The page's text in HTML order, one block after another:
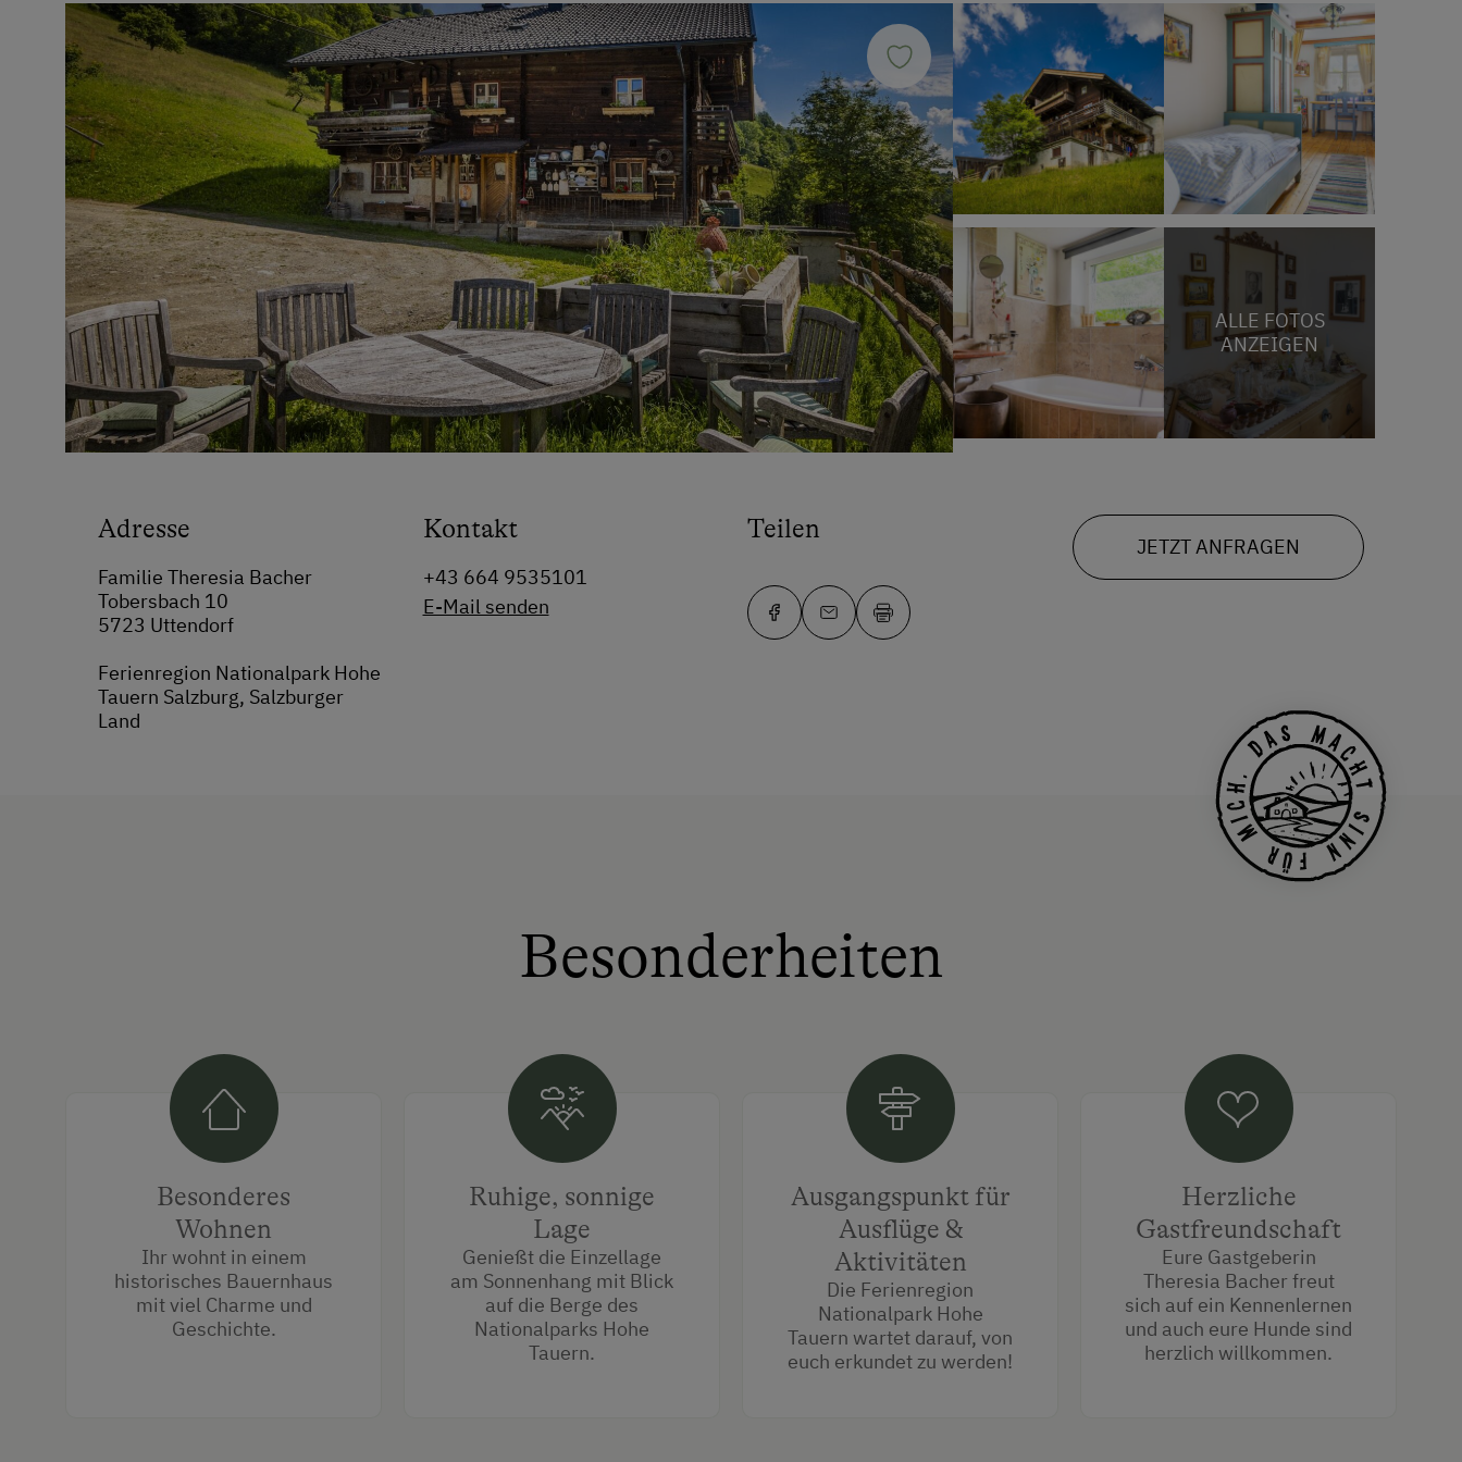
ALLE FOTOS
ANZEIGEN
Adresse
Familie Theresia Bacher
Tobersbach 10
5723 Uttendorf
Ferienregion Nationalpark Hohe
Tauern Salzburg, Salzburger
Land
Kontakt
+43 664 9535101
E-Mail senden
Teilen
JETZT ANFRAGEN
Besonderheiten
Besonderes
Wohnen
Ihr wohnt in einem
historisches Bauernhaus
mit viel Charme und
Geschichte.
Ruhige, sonnige
Lage
Genießt die Einzellage
am Sonnenhang mit Blick
auf die Berge des
Nationalparks Hohe
Tauern.
Ausgangspunkt für
Ausflüge &
Aktivitäten
Die Ferienregion
Nationalpark Hohe
Tauern wartet darauf, von
euch erkundet zu werden!
Herzliche
Gastfreundschaft
Eure Gastgeberin
Theresia Bacher freut
sich auf ein Kennenlernen
und auch eure Hunde sind
herzlich willkommen.